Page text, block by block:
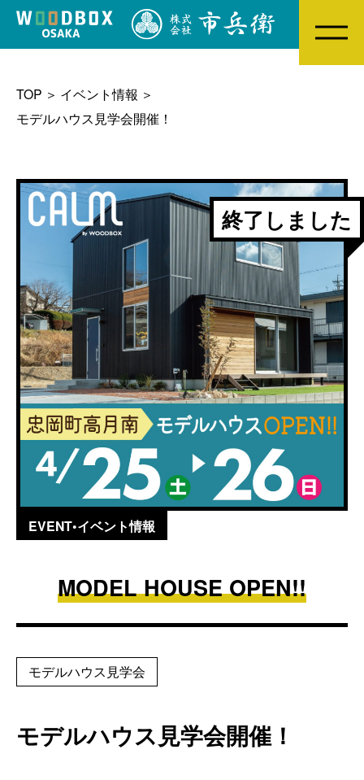
TOP
イベント情報
モデルハウス見学会開催！
MODEL HOUSE OPEN!!
EVENT•イベント情報
モデルハウス見学会
モデルハウス見学会開催！
終了しました